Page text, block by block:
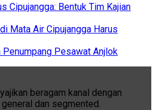
Cipujangga: Bentuk Tim Kajian
Mata Air Cipujangga Harus
Penumpang Pesawat Anjlok
beragam kanal dengan
dan segmented.